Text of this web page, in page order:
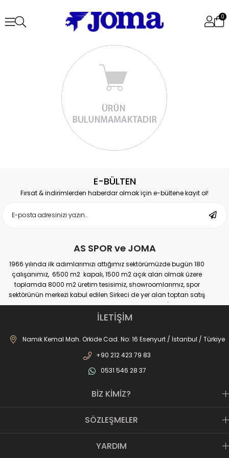
0
E-BÜLTEN
Fırsat & indirimlerden haberdar olmak için e-bültene kayıt ol!
AS SPOR ve JOMA
1966 yılında ilk adımlarımızı attığımız sektörümüzde bugün 180
çalışanımız, 6500 m2 kapalı, 1500 m2 açık alan olmak üzere
toplamda 8000 m2 üretim tesisimiz, showroomlarımız, spor
sektörünün merkezi kabul edilen Sirkeci de yer alan toptan satış
mağazamız, Türkiye genelinde yaklaşık 300 bayimiz, İstanbul’da 10
perakande mağazamız, Türkiye’ye hizmet eden e-ticaret sanal
mağazamız ile AS SPOR ailesi günden güne büyüyerek sektöre,
JOMA markası ile de Türkiye'de ülkemize hizmet etmektedir.
İLETİŞİM
Namık Kemal Mah. Orkide Cad. No: 16 Esenyurt / İstanbul / Türkiye
+90 212 423 79 83
0531 546 28 37
BİZ KİMİZ?
SÖZLEŞMELER
YARDIM